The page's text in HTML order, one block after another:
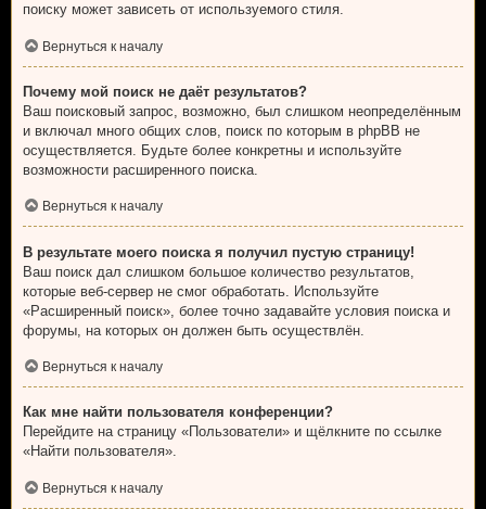
поиску может зависеть от используемого стиля.
Вернуться к началу
Почему мой поиск не даёт результатов?
Ваш поисковый запрос, возможно, был слишком неопределённым
и включал много общих слов, поиск по которым в phpBB не
осуществляется. Будьте более конкретны и используйте
возможности расширенного поиска.
Вернуться к началу
В результате моего поиска я получил пустую страницу!
Ваш поиск дал слишком большое количество результатов,
которые веб-сервер не смог обработать. Используйте
«Расширенный поиск», более точно задавайте условия поиска и
форумы, на которых он должен быть осуществлён.
Вернуться к началу
Как мне найти пользователя конференции?
Перейдите на страницу «Пользователи» и щёлкните по ссылке
«Найти пользователя».
Вернуться к началу